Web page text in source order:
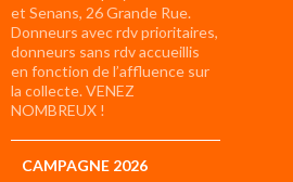
et Senans, 26 Grande Rue.
Donneurs avec rdv prioritaires,
donneurs sans rdv accueillis
en fonction de l’affluence sur
la collecte. VENEZ
NOMBREUX !
CAMPAGNE 2026